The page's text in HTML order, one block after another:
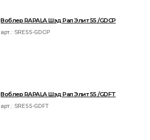
Воблер RAPALA Шэд Рап Элит 55 /GDCP
арт.: SRE55-GDCP
Воблер RAPALA Шэд Рап Элит 55 /GDFT
арт.: SRE55-GDFT